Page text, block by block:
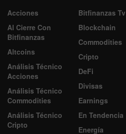
Acciones
Al Cierre Con
Bitfinanzas
Altcoins
Análisis Técnico
Acciones
Análisis Técnico
Commodities
Análisis Técnico
Cripto
Bitfinanzas Tv
Blockchain
Commodities
Cripto
DeFi
Divisas
Earnings
En Tendencia
Energía